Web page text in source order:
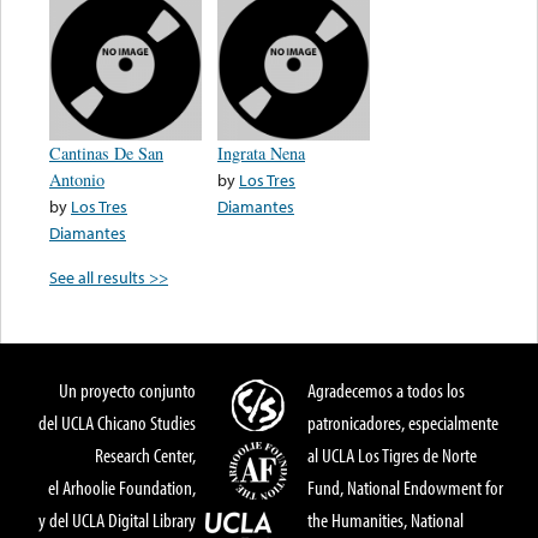
Cantinas De San
Antonio
by Los Tres
Diamantes
Ingrata Nena
by Los Tres
Diamantes
See all results >>
Un proyecto conjunto
del UCLA Chicano Studies
Research Center,
el Arhoolie Foundation,
y del UCLA Digital Library
Agradecemos a todos los
patronicadores, especialmente
al UCLA Los Tigres de Norte
Fund, National Endowment for
the Humanities, National